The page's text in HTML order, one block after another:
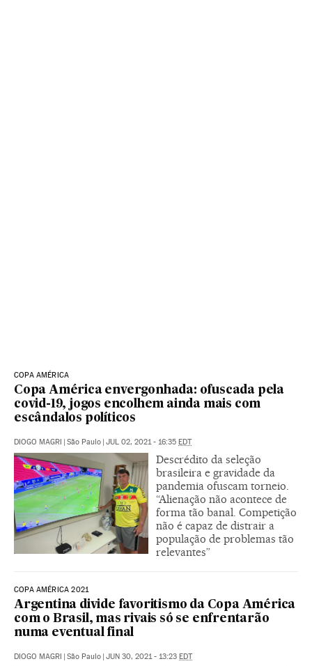
COPA AMÉRICA
Copa América envergonhada: ofuscada pela
covid-19, jogos encolhem ainda mais com
escândalos políticos
DIOGO MAGRI | São Paulo | JUL 02, 2021 - 16:35 EDT
Descrédito da seleção
brasileira e gravidade da
pandemia ofuscam torneio.
“Alienação não acontece de
forma tão banal. Competição
não é capaz de distrair a
população de problemas tão
relevantes”
COPA AMÉRICA 2021
Argentina divide favoritismo da Copa América
com o Brasil, mas rivais só se enfrentarão
numa eventual final
DIOGO MAGRI | São Paulo | JUN 30, 2021 - 13:23 EDT